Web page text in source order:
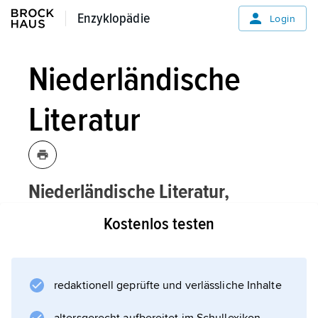
Enzyklopädie
Enzyklopädie Login
Niederländische
Literatur
Niederländische Literatur,
Sammelbezeichnung für die
literarischen Werke in niederländischer
Literatur in den
Flandern.
Kostenlos testen
redaktionell geprüfte und verlässliche Inhalte